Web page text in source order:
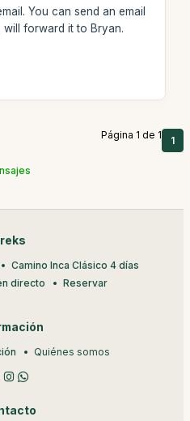
You can send an email
will forward it to Bryan.
Página 1 de 1 1
Camino Inca Clásico 4 días
directo
Reservar
Quiénes somos